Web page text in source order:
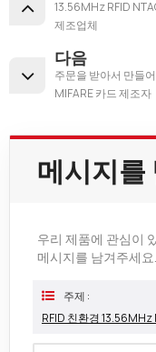
13.56MHz RFID
제조업체
다음
주문을 받아서 만들
MIFARE 카드 제조자
메시지를
우리 제품에 관심이
메시지를 남겨주세
주제 :
RFID 친환경 13.56MHz